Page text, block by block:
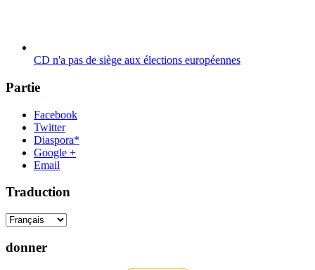
CD n'a pas de siège aux élections européennes
Partie
Facebook
Twitter
Diaspora*
Google +
Email
Traduction
donner